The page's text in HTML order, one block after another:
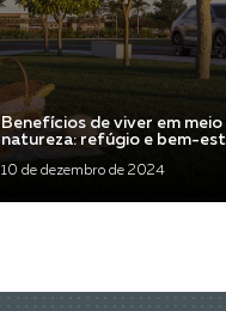
Benefícios de viver em meio
natureza: refúgio e bem-
10 de dezembro de 2024